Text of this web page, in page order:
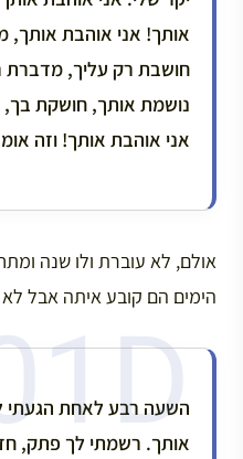
אותך! אני אוהבת אותך,
חושבת רק עליך, מדברת
נושמת אותך, חושקת
אני אוהבת אותך! וזה
אולם, לא עוברת ולו שנה
הימים הם קובע איתה אבל
השעה רבע לאחת הגעתי
אותך. רשמתי לך פתק,